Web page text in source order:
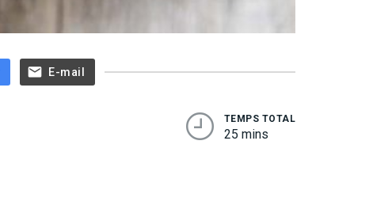
E-mail
TEMPS TOTAL
25 mins